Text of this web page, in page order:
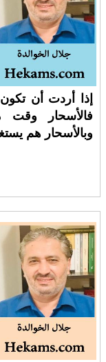
إذا أردت أن
فالأسحار وقت
وبالأسحار هم